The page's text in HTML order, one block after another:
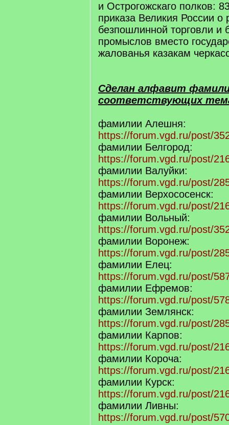
и Острогожскаго полков:
приказа Великия России о
безпошлинной торговли и
промыслов вместо
жалованья казакам
Сделан алфавит
соответствующих
фамилии Алешня:
https://forum.vgd.ru/post/
фамилии Белгород:
https://forum.vgd.ru/post/
фамилии Валуйки:
https://forum.vgd.ru/post/
фамилии Верхососенск:
https://forum.vgd.ru/post/
фамилии Вольный:
https://forum.vgd.ru/post/
фамилии Воронеж:
https://forum.vgd.ru/post/
фамилии Елец:
https://forum.vgd.ru/post/
фамилии Ефремов:
https://forum.vgd.ru/post/
фамилии Землянск:
https://forum.vgd.ru/post/
фамилии Карпов:
https://forum.vgd.ru/post/
фамилии Короча:
https://forum.vgd.ru/post/
фамилии Курск:
https://forum.vgd.ru/post/
фамилии Ливны:
https://forum.vgd.ru/post/